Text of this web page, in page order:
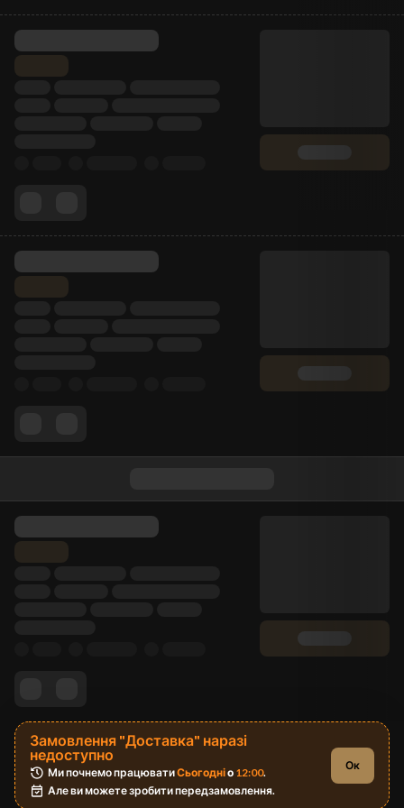
Замовлення "Доставка" наразі
недоступно
Ми почнемо працювати Сьогодні о 12:00.
Але ви можете зробити передзамовлення.
Ок